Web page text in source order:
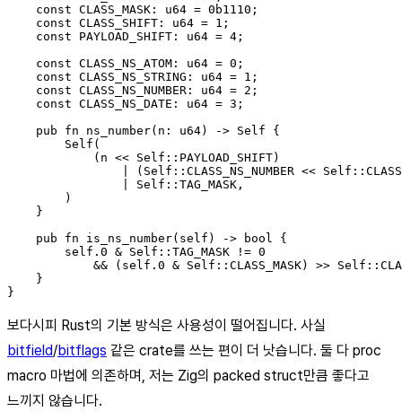
    const CLASS_MASK: u64 = 0b1110;
    const CLASS_SHIFT: u64 = 1;
    const PAYLOAD_SHIFT: u64 = 4;
    const CLASS_NS_ATOM: u64 = 0;
    const CLASS_NS_STRING: u64 = 1;
    const CLASS_NS_NUMBER: u64 = 2;
    const CLASS_NS_DATE: u64 = 3;
    pub fn ns_number(n: u64) -> Self {
        Self(
            (n << Self::PAYLOAD_SHIFT)
| (Self::CLASS_NS_NUMBER <<
                | Self::TAG_MASK,
        )
    }
    pub fn is_ns_number(self) -> bool {
        self.0 & Self::TAG_MASK != 0
&& (self.0 & Self::CLASS_MASK) >>
    }
보다시피 Rust의 기본 방식은 사용성이 떨어집니다. 사실
bitfield/bitflags 같은 crate를 쓰는 편이 더 낫습니다. 둘 다 proc
macro 마법에 의존하며, 저는 Zig의 packed struct만큼 좋다고
느끼지 않습니다.